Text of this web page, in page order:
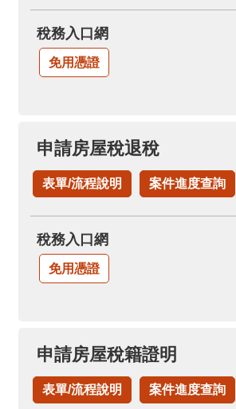
稅務入口網
免用憑證
申請房屋稅退稅
表單/流程說明 案件進度查詢
稅務入口網
免用憑證
申請房屋稅籍證明
表單/流程說明 案件進度查詢